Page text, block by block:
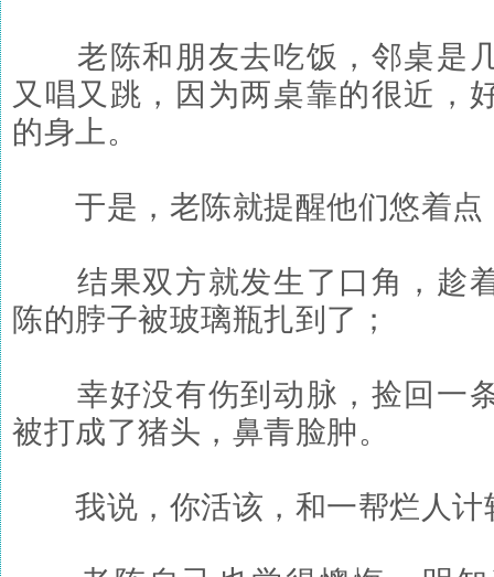
老陈和朋友去吃饭，邻桌是
又唱又跳，因为两桌靠的很近，
的身上。
于是，老陈就提醒他们悠着点
结果双方就发生了口角，趁
陈的脖子被玻璃瓶扎到了；
幸好没有伤到动脉，捡回一
被打成了猪头，鼻青脸肿。
我说，你活该，和一帮烂人计